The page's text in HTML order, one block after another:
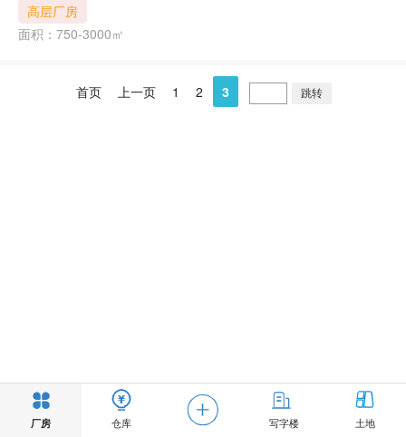
高层厂房
面积：750-3000㎡
首页 上一页 1 2 3
厂房 仓库 写字楼 土地